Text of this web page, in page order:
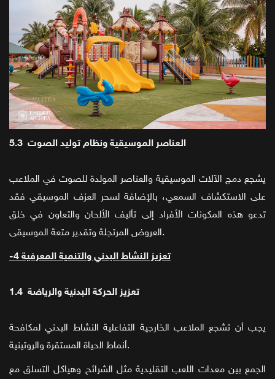
5.3 العناصر الموسيقية ونظام توليد الصوت
يشجع دمج الآلات الموسيقية والعناصر المولدة للصوت في الملاعب
على الاستكشاف السمعي، بالإضافة لسحر العزف الموسيقي فقد
تدعو هذه المكونات الأفراد إلى تأليف الألحان والتعاون في خلق
العروض المرتجلة وتقدير متعة الموسيقى.
-4 تعزيز النشاط البدني والتنمية المعرفية
1.4 تعزيز الحركة البدنية والرياضة
يجب أن تشجع الملاعب الخارجية التفاعلية النشاط البدني لمكافحة
أنماط الحياة المستقرة والروتينية.
الجمع بين معدات اللعب التقليدية مثل الشرائح وهياكل التسلق مع